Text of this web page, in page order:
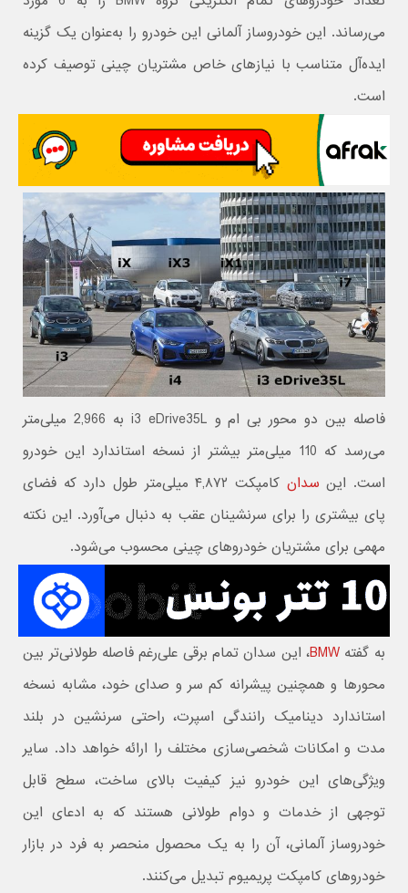
می‌رساند. این خودروساز آلمانی این خودرو را به‌عنوان یک گزینه
ایده‌آل متناسب با نیازهای خاص مشتریان چینی توصیف کرده
است.
فاصله بین دو محور بی ام و i3 eDrive35L به 2,966 میلی‌متر
می‌رسد که 110 میلی‌متر بیشتر از نسخه استاندارد این خودرو
است. این سدان
کامپکت ۴,۸۷۲ میلی‌متر طول دارد که فضای
پای بیشتری را برای سرنشینان عقب به دنبال می‌آورد. این نکته
مهمی برای مشتریان خودروهای چینی محسوب می‌شود.
به گفته BMW، این سدان تمام برقی علی‌رغم فاصله طولانی‌تر بین
محورها و همچنین پیشرانه کم سر و صدای خود، مشابه نسخه
استاندارد دینامیک رانندگی اسپرت، راحتی سرنشین در بلند
مدت و امکانات شخصی‌سازی مختلف را ارائه خواهد داد. سایر
ویژگی‌های این خودرو نیز کیفیت بالای ساخت، سطح قابل
توجهی از خدمات و دوام طولانی هستند که به ادعای این
خودروساز آلمانی، آن را به یک محصول منحصر به فرد در بازار
خودروهای کامپکت پریمیوم تبدیل می‌کنند.